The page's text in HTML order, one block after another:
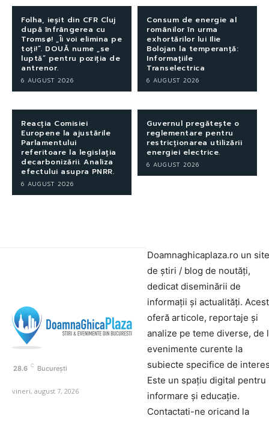
Folha, ieșit din CFR Cluj
după înfrângerea cu
Tromsø! „Îi voi elimina pe
toți!”. DOUĂ nume „se
luptă” pentru poziția de
antrenor.
6 AUGUST 2026
Consum de energie al
românilor în urma
exhortărilor lui Ilie
Bolojan la temperanță:
Informațiile
Transelectrica
6 AUGUST 2026
Reacția Comisiei
Europene la ajustările
Parlamentului
referitoare la legislația
decarbonizării. Analiza
efectului asupra PNRR.
6 AUGUST 2026
Guvernul pregătește o
reglementare pentru
restricționarea utilizării
energiei electrice.
6 AUGUST 2026
28.6 C București
vineri, august 7, 2026
Doamnaghicaplaza.ro un site
de știri / blog de noutăți,
dedicat diseminării de
informații și actualități.
oferă articole, reportaje și
analize pe teme diverse, de
evenimente curente la
subiecte specifice de
Este un spațiu digital pentru
informare și educație.
Contactati-ne oricand la